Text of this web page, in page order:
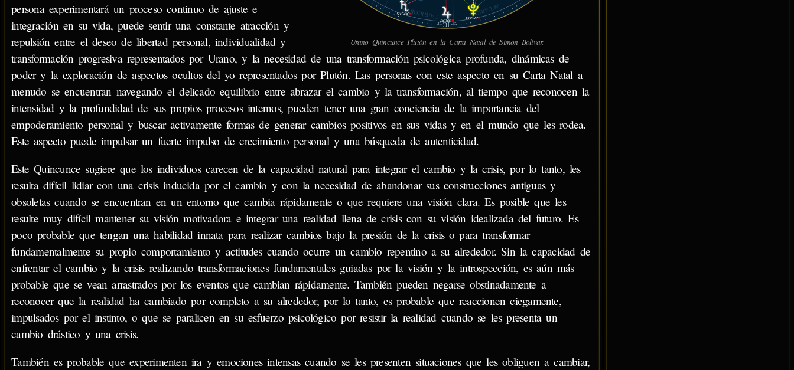
27°
IC
01'
CAPRICORNIO ACUARIO
26°58'℞
07°36'℞
08°59'℞
Urano Quincunce Plutón en la Carta Natal de Simon Bolívar.
persona experimentará un proceso continuo de ajuste e
integración en su vida, puede sentir una constante atracción y
repulsión entre el deseo de libertad personal, individualidad y
transformación progresiva representados por Urano, y la necesidad de una transformación psicológica profunda, dinámicas de
poder y la exploración de aspectos ocultos del yo representados por Plutón. Las personas con este aspecto en su Carta Natal a
menudo se encuentran navegando el delicado equilibrio entre abrazar el cambio y la transformación, al tiempo que reconocen la
intensidad y la profundidad de sus propios procesos internos, pueden tener una gran conciencia de la importancia del
empoderamiento personal y buscar activamente formas de generar cambios positivos en sus vidas y en el mundo que les rodea.
Este aspecto puede impulsar un fuerte impulso de crecimiento personal y una búsqueda de autenticidad.
Este Quincunce sugiere que los individuos carecen de la capacidad natural para integrar el cambio y la crisis, por lo tanto, les
resulta difícil lidiar con una crisis inducida por el cambio y con la necesidad de abandonar sus construcciones antiguas y
obsoletas cuando se encuentran en un entorno que cambia rápidamente o que requiere una visión clara. Es posible que les
resulte muy difícil mantener su visión motivadora e integrar una realidad llena de crisis con su visión idealizada del futuro. Es
poco probable que tengan una habilidad innata para realizar cambios bajo la presión de la crisis o para transformar
fundamentalmente su propio comportamiento y actitudes cuando ocurre un cambio repentino a su alrededor. Sin la capacidad de
enfrentar el cambio y la crisis realizando transformaciones fundamentales guiadas por la visión y la introspección, es aún más
probable que se vean arrastrados por los eventos que cambian rápidamente. También pueden negarse obstinadamente a
reconocer que la realidad ha cambiado por completo a su alrededor, por lo tanto, es probable que reaccionen ciegamente,
impulsados por el instinto, o que se paralicen en su esfuerzo psicológico por resistir la realidad cuando se les presenta un
cambio drástico y una crisis.
También es probable que experimenten ira y emociones intensas cuando se les presenten situaciones que les obliguen a cambiar,